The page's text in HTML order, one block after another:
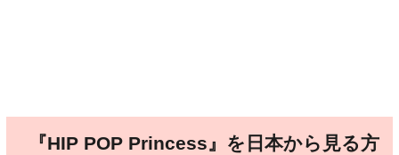
『HIP POP Princess』を日本から見る方